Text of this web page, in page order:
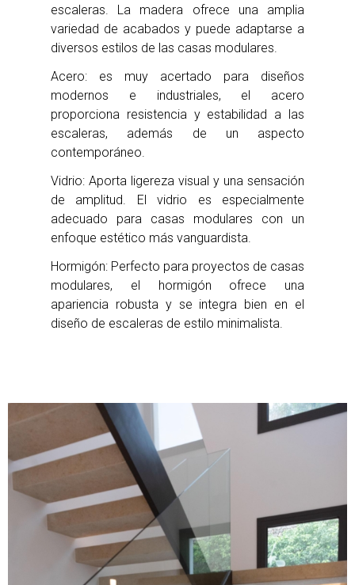
escaleras. La madera ofrece una amplia
variedad de acabados y puede adaptarse a
diversos estilos de las casas modulares.
Acero: es muy acertado para diseños
modernos e industriales, el acero
proporciona resistencia y estabilidad a las
escaleras, además de un aspecto
contemporáneo.
Vidrio: Aporta ligereza visual y una sensación
de amplitud. El vidrio es especialmente
adecuado para casas modulares con un
enfoque estético más vanguardista.
Hormigón: Perfecto para proyectos de casas
modulares, el hormigón ofrece una
apariencia robusta y se integra bien en el
diseño de escaleras de estilo minimalista.